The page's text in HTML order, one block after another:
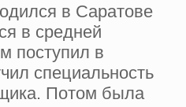
в Саратове
в средней
поступил в
специальность
Потом была